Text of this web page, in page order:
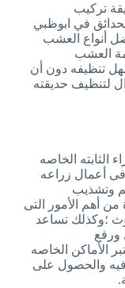
تركيب
في ابوظبي
أنواع العشب
العشب
تنظيفه دون أن
لتنظيف حديقته
الخاصه
أعمال زراعه
وتشذيب
أهم الأمور التى
؛وكذلك تساعد
ورفع
الأماكن الخاصه
والحصول على